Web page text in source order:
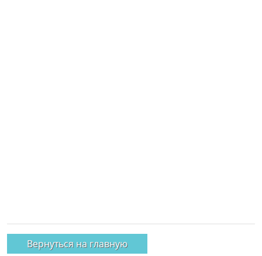
Вернуться на главную